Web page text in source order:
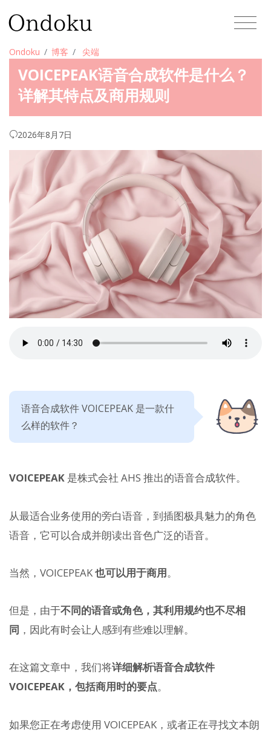
Ondoku 博客 尖端
VOICEPEAK语音合成软件是什么？
详解其特点及商用规则
2026年8月7日
语音合成软件 VOICEPEAK 是一款什
么样的软件？
VOICEPEAK 是株式会社 AHS 推出的语音合成软件。
从最适合业务使用的旁白语音，到插图极具魅力的角色
语音，它可以合成并朗读出音色广泛的语音。
当然，VOICEPEAK也可以用于商用。
但是，由于不同的语音或角色，其利用规约也不尽相
同 ，因此有时会让人感到有些难以理解。
在这篇文章中，我们将详细解析语音合成软件
VOICEPEAK，包括商用时的要点。
如果您正在考虑使用 VOICEPEAK，或者正在寻找文本朗